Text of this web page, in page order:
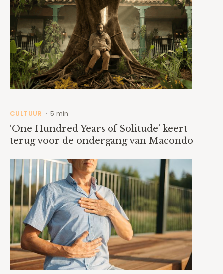
CULTUUR • 5 min
‘One Hundred Years of Solitude’ keert
terug voor de ondergang van Macondo